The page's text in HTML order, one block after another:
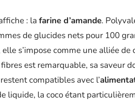
: la farine d’amande.
de glucides nets pour 100
elle s’impose comme une alliée de
est remarquable, sa saveur
compatibles avec l’
liquide, la coco étant